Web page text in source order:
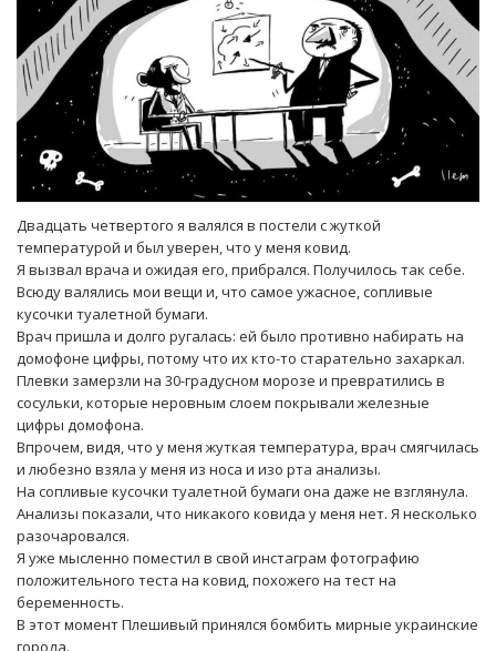
Двадцать четвертого я валялся в постели с жуткой
температурой и был уверен, что у меня ковид.
Я вызвал врача и ожидая его, прибрался. Получилось так себе.
Всюду валялись мои вещи и, что самое ужасное, сопливые
кусочки туалетной бумаги.
Врач пришла и долго ругалась: ей было противно набирать на
домофоне цифры, потому что их кто-то старательно захаркал.
Плевки замерзли на 30-градусном морозе и превратились в
сосульки, которые неровным слоем покрывали железные
цифры домофона.
Впрочем, видя, что у меня жуткая температура, врач смягчилась
и любезно взяла у меня из носа и изо рта анализы.
На сопливые кусочки туалетной бумаги она даже не взглянула.
Анализы показали, что никакого ковида у меня нет. Я несколько
разочаровался.
Я уже мысленно поместил в свой инстаграм фотографию
положительного теста на ковид, похожего на тест на
беременность.
В этот момент Плешивый принялся бомбить мирные украинские
города.